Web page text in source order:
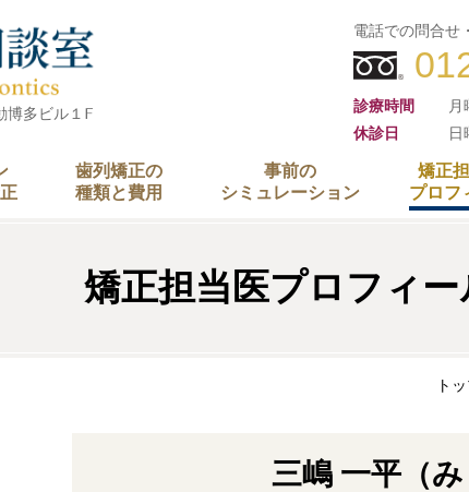
博多ビル１F
電話での問合せ
診療時間 月
休診日 日
歯列矯正の
種類と費用
事前の
シミュレーション
矯正
プロフ
矯正担当医プロフィー
ト
三嶋 一平（み